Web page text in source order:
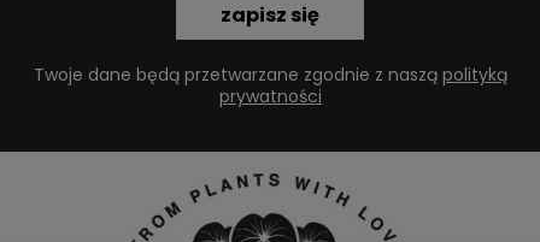
zapisz się
Twoje dane będą przetwarzane zgodnie z naszą polityką
prywatności